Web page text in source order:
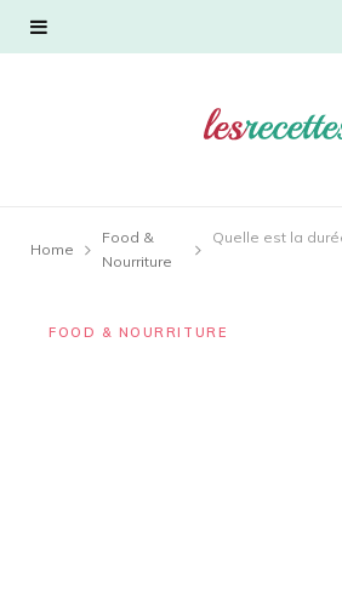
Home
Food &
Nourriture
FOOD & NOURRITURE